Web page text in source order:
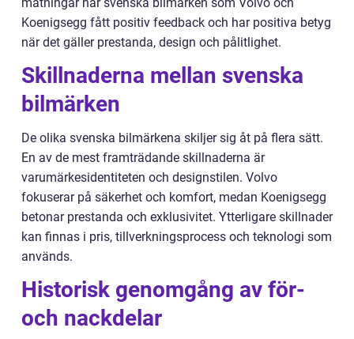
Koenigsegg fått positiv feedback och har positiva betyg
när det gäller prestanda, design och pålitlighet.
Skillnaderna mellan svenska
bilmärken
De olika svenska bilmärkena skiljer sig åt på flera sätt.
En av de mest framträdande skillnaderna är
varumärkesidentiteten och designstilen. Volvo
fokuserar på säkerhet och komfort, medan Koenigsegg
betonar prestanda och exklusivitet. Ytterligare skillnader
kan finnas i pris, tillverkningsprocess och teknologi som
används.
Historisk genomgång av för-
och nackdelar